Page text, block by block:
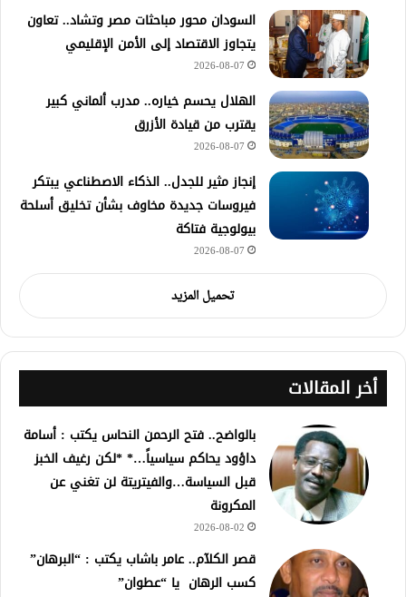
السودان محور مباحثات مصر وتشاد.. تعاون
يتجاوز الاقتصاد إلى الأمن الإقليمي
2026-08-07
الهلال يحسم خياره.. مدرب ألماني كبير
يقترب من قيادة الأزرق
2026-08-07
إنجاز مثير للجدل.. الذكاء الاصطناعي يبتكر
فيروسات جديدة مخاوف بشأن تخليق أسلحة
بيولوجية فتاكة
2026-08-07
تحميل المزيد
أخر المقالات
بالواضح.. فتح الرحمن النحاس يكتب : أسامة
داؤود يحاكم سياسياً…* *لكن رغيف الخبز
قبل السياسة…والفيتريتة لن تغني عن
المكرونة
2026-08-02
قصر الكلآم.. عامر باشاب يكتب : “البرهان”
كسب الرهان يا “عطوان”